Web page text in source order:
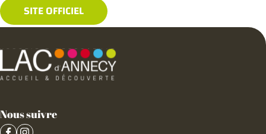
SITE OFFICIEL
Nous suivre